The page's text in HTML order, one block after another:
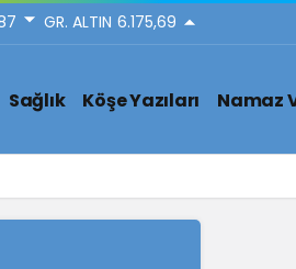
GR. ALTIN 6.175,69
Sağlık Köşe Yazıları Namaz